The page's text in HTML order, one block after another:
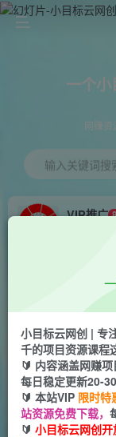
一个小
网赚资
输入关键词搜
VIP推广
（7042期）
社群（35节课
一个小目
2年前发布
付费阅读
小目标云网创 | 专
千的项目资源课程
🔰 内容涵盖网赚
每日稳定更新20-
🔰 本站VIP 限时特
站资源免费下载，
🔰 小目标云网创